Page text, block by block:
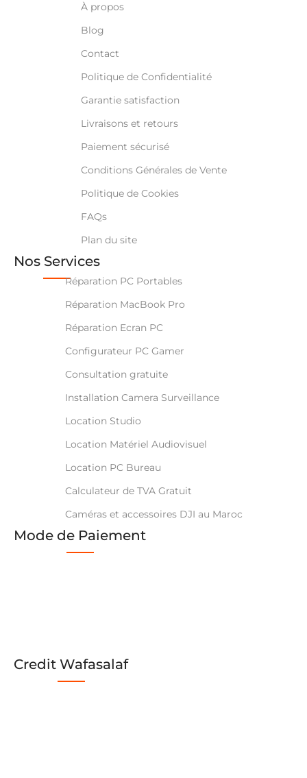
À propos
Blog
Contact
Politique de Confidentialité
Garantie satisfaction
Livraisons et retours
Paiement sécurisé
Conditions Générales de Vente
Politique de Cookies
FAQs
Plan du site
Nos Services
Réparation PC Portables
Réparation MacBook Pro
Réparation Ecran PC
Configurateur PC Gamer
Consultation gratuite
Installation Camera Surveillance
Location Studio
Location Matériel Audiovisuel
Location PC Bureau
Calculateur de TVA Gratuit
Caméras et accessoires DJI au Maroc
Mode de Paiement
Credit Wafasalaf